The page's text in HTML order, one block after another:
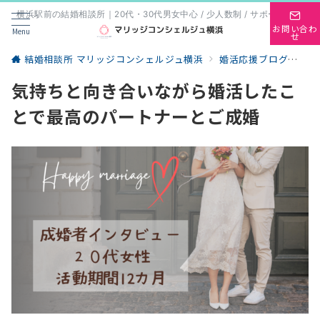
Menu
横浜駅前の結婚相談所｜20代・30代男女中心 / 少人数制 / サポート重視
お問い合わ
せ
結婚相談所 マリッジコンシェルジュ横浜 婚活応援ブログ
気持ちと向き合いながら婚活したこ
とで最高のパートナーとご成婚